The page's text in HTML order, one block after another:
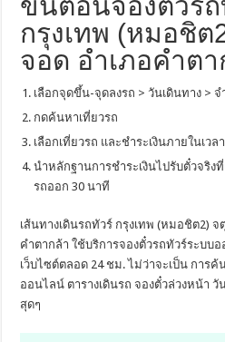
ขั้นตอนจองตั๋วรถ
กรุงเทพ (หมอชิต
จอด อำเภอคำตา
เลือกจุดขึ้น-จุดลงรถ > วันเดินทาง >
กดค้นหาเที่ยวรถ
เลือกเที่ยวรถ และชำระเงินภายในเว
นำหลักฐานการชำระเงินไปรับตั๋วจริง
รถออก 30 นาที
เส้นทางเดินรถทัวร์ กรุงเทพ (หมอชิต2) จ
คำตากล้า ใช้บริการจองตั๋วรถทัวร์ระบบ
เว็บไซต์ตลอด 24 ชม. ไม่ว่าจะเป็น การค้
ออนไลน์ ตารางเดินรถ จองตั๋วล่วงหน้า
สุดๆ